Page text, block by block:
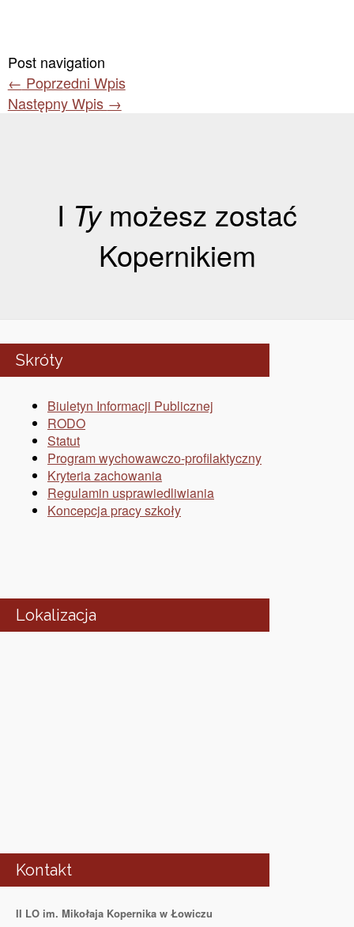
Post navigation
← Poprzedni Wpis
Następny Wpis →
I Tymożesz zostać
Kopernikiem
Skróty
Biuletyn Informacji Publicznej
RODO
Statut
Program wychowawczo-profilaktyczny
Kryteria zachowania
Regulamin usprawiedliwiania
Koncepcja pracy szkoły
Lokalizacja
Kontakt
II LO im. Mikołaja Kopernika w Łowiczu